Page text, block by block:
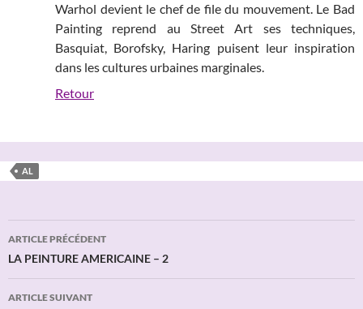
Warhol devient le chef de file du mouvement. Le Bad
Painting reprend au Street Art ses techniques,
Basquiat, Borofsky, Haring puisent leur inspiration
dans les cultures urbaines marginales.
Retour
AL
Navigation
des
articles
ARTICLE PRÉCÉDENT
LA PEINTURE AMERICAINE – 2
ARTICLE SUIVANT